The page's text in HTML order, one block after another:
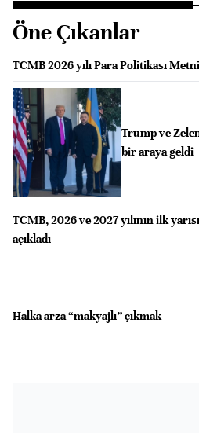
Öne Çıkanlar
TCMB 2026 yılı Para Politikası
Trump ve
bir araya geldi
TCMB, 2026 ve 2027 yılının ilk
açıkladı
Halka arza “makyajlı” çıkmak